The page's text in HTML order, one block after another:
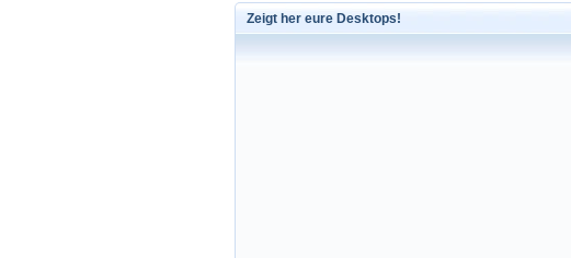
Zeigt her eure Desktops!